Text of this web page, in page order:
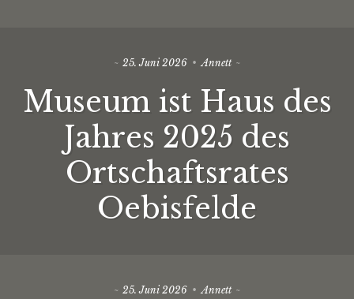
25. Juni 2026 Annett
Museum ist Haus des
Jahres 2025 des
Ortschaftsrates
Oebisfelde
25. Juni 2026 Annett